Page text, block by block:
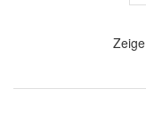
Zeige